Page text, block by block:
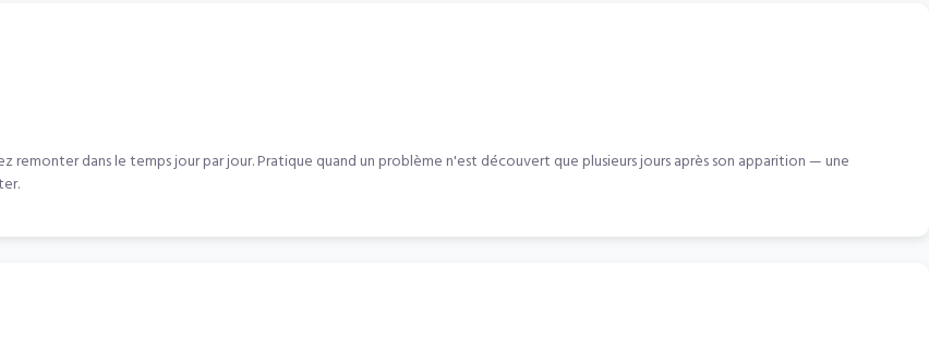
dans le temps jour par jour. Pratique quand un problème n'est découvert que plusieurs jours après son apparition — une